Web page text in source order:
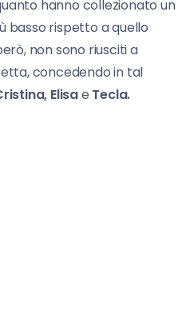
hanno collezionato un
basso rispetto a quello
non sono riusciti a
concedendo in tal
Elisae Tecla.